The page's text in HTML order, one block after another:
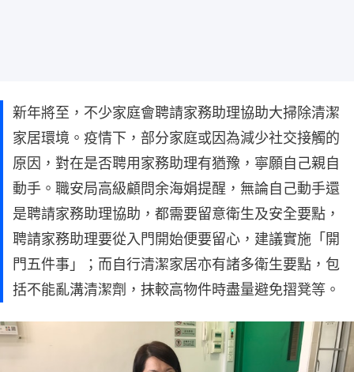
新年將至，不少家庭會聘請家務助理協助大掃除清潔
家居環境。疫情下，部分家庭或因為減少社交接觸的
原因，對在是否聘用家務助理有猶豫，寧願自己親自
動手。職安局高級顧問余海娟提醒，無論自己動手還
是聘請家務助理協助，都需要留意衛生及安全要點，
聘請家務助理要從入門開始便要留心，建議實施「開
門五件事」；而自行清潔家居亦有諸多衛生要點，包
括不能亂溝清潔劑，抹較高物件時盡量避免摺凳等。